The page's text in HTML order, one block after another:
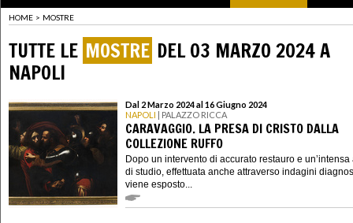
HOME > MOSTRE
TUTTE LE MOSTRE DEL 03 MARZO 2024 A
NAPOLI
Dal 2 Marzo 2024 al 16 Giugno 2024
NAPOLI | PALAZZO RICCA
CARAVAGGIO. LA PRESA DI CRISTO DALLA
COLLEZIONE RUFFO
Dopo un intervento di accurato restauro e un’intensa
di studio, effettuata anche attraverso indagini
viene esposto...